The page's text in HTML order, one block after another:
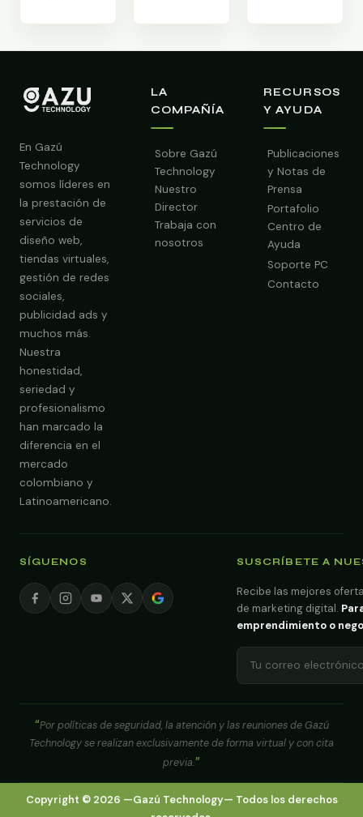
En Gazú
Technology
somos líderes en
la prestación de
servicios de
diseño web,
tiendas virtuales,
gestión de redes
sociales,
publicidad ads y
muchos más.
Nuestra
honestidad,
seriedad y
profesionalismo
han marcado la
diferencia en el
mercado
colombiano y
Latinoamericano.
LA
COMPAÑÍA
Sobre Gazú
Technology
Nuestro
Director
Trabaja con
nosotros
RECURSOS
Y AYUDA
Publicaciones
y Notas de
Prensa
Portafolio
Centro de
Ayuda
Soporte PC
Contacto
SÍGUENOS SUSCRÍBETE A
Recibe las mejores
de marketing digital.
emprendimiento o
Por políticas de seguridad, la atención y las reuniones de Gazú
Technology se realizan exclusivamente de forma virtual y con cita
previa.
Copyright © 2026 —Gazú Technology— Todos los derechos